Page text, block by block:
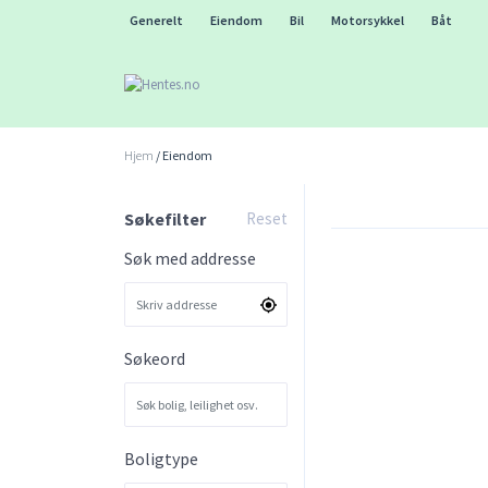
Generelt Eiendom Bil Motorsykkel Båt
Hjem / Eiendom
Søkefilter Reset
Søk med addresse
Søkeord
Boligtype